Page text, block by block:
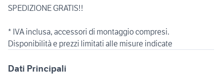
SPEDIZIONE GRATIS!!
* IVA inclusa, accessori di montaggio compresi.
Dati Principali